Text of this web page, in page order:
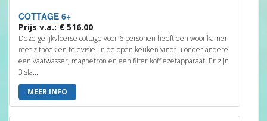
COTTAGE 6+
Prijs v.a.: € 516.00
Deze gelijkvloerse cottage voor 6 personen heeft een woonkamer
met zithoek en televisie. In de open keuken vindt u onder andere
een vaatwasser, magnetron en een filter koffiezetapparaat. Er zijn
3 sla...
MEER INFO